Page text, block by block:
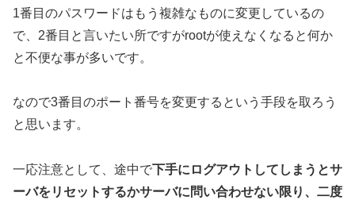
1番目のパスワードはもう複雑なものに変更しているの
で、2番目と言いたい所ですがrootが使えなくなると何か
と不便な事が多いです。
なので3番目のポート番号を変更するという手段を取ろう
と思います。
一応注意として、途中で下手にログアウトしてしまうとサ
ーバをリセットするかサーバに問い合わせない限り、二度